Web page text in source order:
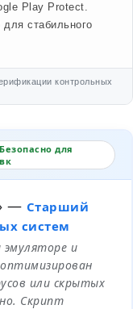
Play Protect.
стабильного
контрольных
Безопасно для
— Старший
систем
эмуляторе и
или скрытых
Скрипт